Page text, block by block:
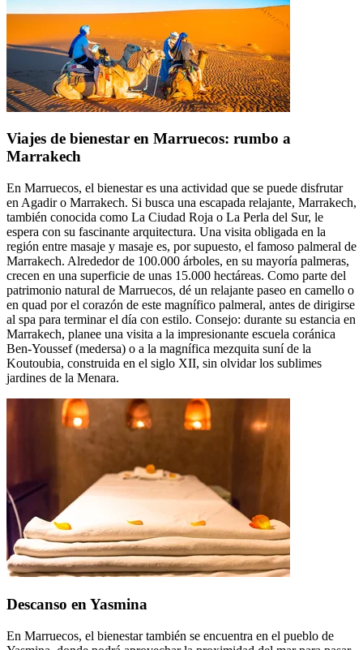
Viajes de bienestar en Marruecos: rumbo a
Marrakech
En Marruecos, el bienestar es una actividad que se puede disfrutar
en Agadir o Marrakech. Si busca una escapada relajante, Marrakech,
también conocida como La Ciudad Roja o La Perla del Sur, le
espera con su fascinante arquitectura. Una visita obligada en la
región entre masaje y masaje es, por supuesto, el famoso palmeral de
Marrakech. Alrededor de 100.000 árboles, en su mayoría palmeras,
crecen en una superficie de unas 15.000 hectáreas. Como parte del
patrimonio natural de Marruecos, dé un relajante paseo en camello o
en quad por el corazón de este magnífico palmeral, antes de dirigirse
al spa para terminar el día con estilo. Consejo: durante su estancia en
Marrakech, planee una visita a la impresionante escuela coránica
Ben-Youssef (medersa) o a la magnífica mezquita suní de la
Koutoubia, construida en el siglo XII, sin olvidar los sublimes
jardines de la Menara.
Descanso en Yasmina
En Marruecos, el bienestar también se encuentra en el pueblo de